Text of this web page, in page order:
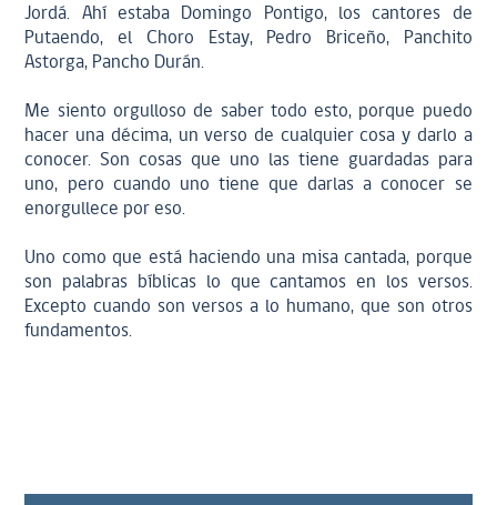
Jordá. Ahí estaba Domingo Pontigo, los cantores de
Putaendo, el Choro Estay, Pedro Briceño, Panchito
Astorga, Pancho Durán.
Me siento orgulloso de saber todo esto, porque puedo
hacer una décima, un verso de cualquier cosa y darlo a
conocer. Son cosas que uno las tiene guardadas para
uno, pero cuando uno tiene que darlas a conocer se
enorgullece por eso.
Uno como que está haciendo una misa cantada, porque
son palabras bíblicas lo que cantamos en los versos.
Excepto cuando son versos a lo humano, que son otros
fundamentos.